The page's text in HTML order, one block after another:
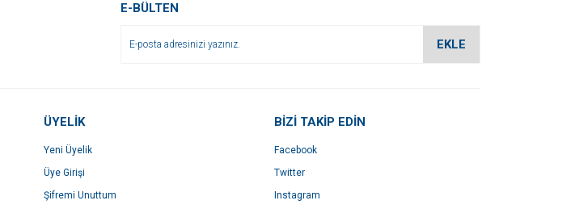
E-BÜLTEN
EKLE
ÜYELİK
Yeni Üyelik
Üye Girişi
Şifremi Unuttum
BİZİ TAKİP EDİN
Facebook
Twitter
Instagram